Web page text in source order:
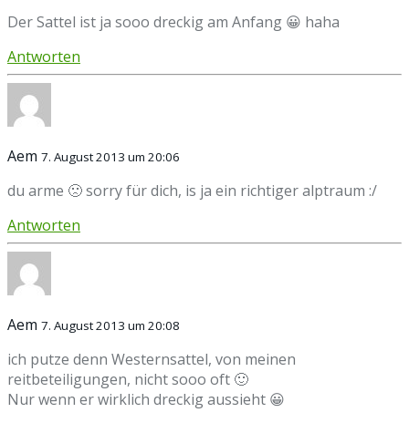
Der Sattel ist ja sooo dreckig am Anfang 😀 haha
Antworten
Aem 7. August 2013 um 20:06
du arme 🙁 sorry für dich, is ja ein richtiger alptraum :/
Antworten
Aem 7. August 2013 um 20:08
ich putze denn Westernsattel, von meinen
reitbeteiligungen, nicht sooo oft 🙂
Nur wenn er wirklich dreckig aussieht 😀